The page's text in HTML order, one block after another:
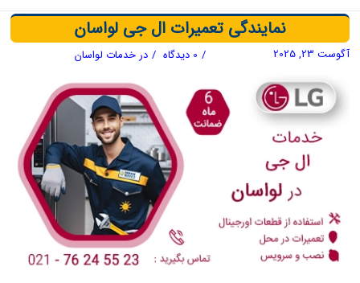
نمایندگی تعمیرات ال جی لواسان
آگوست 23, 2025 / 0 دیدگاه / درخدمات لواسان